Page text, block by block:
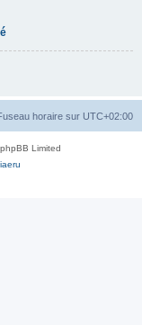
horaire sur UTC+02:00
Limited